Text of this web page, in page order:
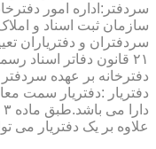
سردفتر:اداره امور
سازمان ثبت اسناد و
سردفتران و دفتریاران
۲۱ قانون دفاتر
دفترخانه بر عهده
دفتریار :دفتریار سمت
علاوه بر یک دفتریار می